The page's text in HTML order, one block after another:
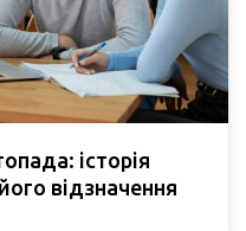
історія
відзначення